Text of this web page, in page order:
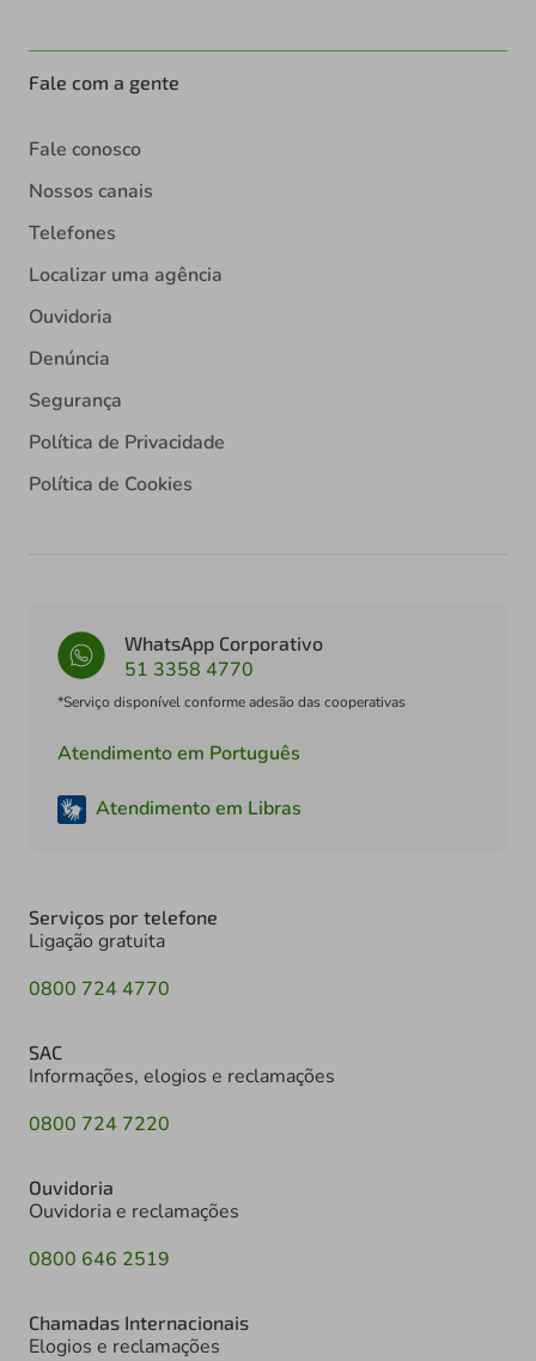
Fale com a gente
Fale conosco
Nossos canais
Telefones
Localizar uma agência
Ouvidoria
Denúncia
Segurança
Política de Privacidade
Política de Cookies
WhatsApp Corporativo
51 3358 4770
*Serviço disponível conforme adesão das cooperativas
Atendimento em Português
Atendimento em Libras
Serviços por telefone
Ligação gratuita
0800 724 4770
SAC
Informações, elogios e reclamações
0800 724 7220
Ouvidoria
Ouvidoria e reclamações
0800 646 2519
Chamadas Internacionais
Elogios e reclamações